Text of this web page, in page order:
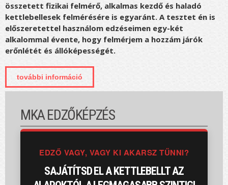
összetett fizikai felmérő, alkalmas kezdő és haladó
kettlebellesek felmérésére is egyaránt. A tesztet én is
előszeretettel használom edzéseimen egy-két
alkalommal évente, hogy felmérjem a hozzám járók
erőnlétét és állóképességét.
további információ
tartalommal kapcsolatosan
MKA EDZŐKÉPZÉS
EDZŐ VAGY, VAGY KI AKARSZ TŰNNI?
SAJÁTÍTSD EL A KETTLEBELLT AZ